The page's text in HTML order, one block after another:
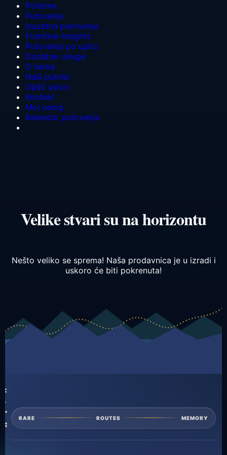
Početna
Putovanja
Izuzetna putovanja
Frontline Insights
Putovanja po upitu
Dodatne usluge
O nama
Naši putnici
Opšti uslovi
Kontakt
Moj nalog
Kalendar putovanja
Velike stvari su na horizontu
Nešto veliko se sprema! Naša prodavnica je u izradi i
uskoro će biti pokrenuta!
RARE ROUTES MEMORY